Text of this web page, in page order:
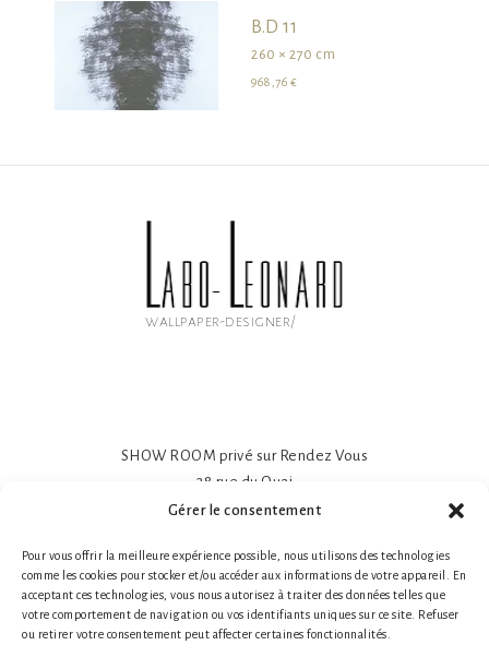
Gérer le consentement
Pour vous offrir la meilleure expérience possible, nous utilisons des technologies
comme les cookies pour stocker et/ou accéder aux informations de votre appareil. En
acceptant ces technologies, vous nous autorisez à traiter des données telles que
votre comportement de navigation ou vos identifiants uniques sur ce site. Refuser
ou retirer votre consentement peut affecter certaines fonctionnalités.
B.D 11
260 × 270 cm
968,76 €
wallpaper-designer/
SHOW ROOM privé sur Rendez Vous
38 rue du Quai
81600 GAILLAC
Impression sur-mesure
Made in France- Made in Tarn
Tél. 1 : +33 (0)6 78 66 87 25 Nathalie Guillot
Tél. 2 : +33 (0)6 87 49 60 20 Bruno Defontaine